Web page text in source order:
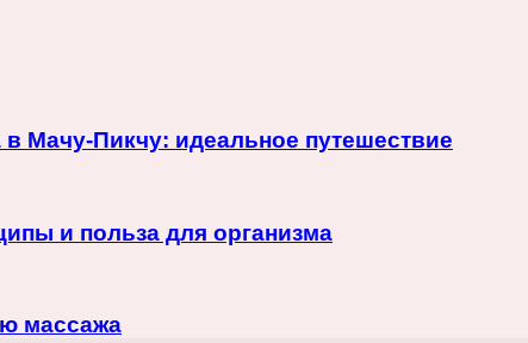
Мачу-Пикчу: идеальное путешествие
и польза для организма
массажа